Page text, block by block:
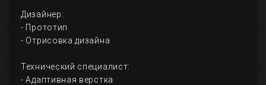
Дизайнер:
- Прототип
- Отрисовка дизайна
Технический специалист:
- Адаптивная верстка